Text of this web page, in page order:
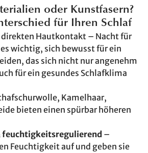
oder Kunstfasern?
für Ihren Schlaf
Hautkontakt – Nacht für
wichtig, sich bewusst für ein
das sich nicht nur angenehm
für ein gesundes Schlafklima
Kamelhaar,
bieten einen spürbar höheren
–
Feuchtigkeit auf und geben sie